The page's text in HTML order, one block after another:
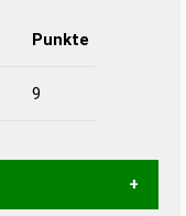
Punkte
9